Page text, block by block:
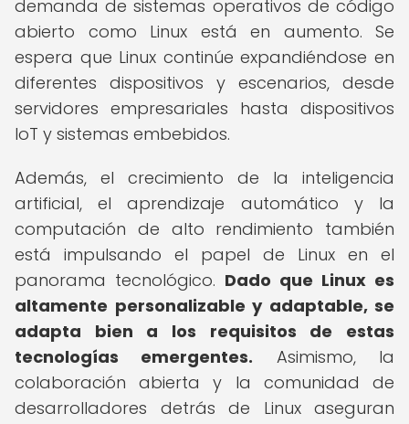
demanda de sistemas operativos de código
abierto como Linux está en aumento. Se
espera que Linux continúe expandiéndose en
diferentes dispositivos y escenarios, desde
servidores empresariales hasta dispositivos
IoT y sistemas embebidos.
Además, el crecimiento de la inteligencia
artificial, el aprendizaje automático y la
computación de alto rendimiento también
está impulsando el papel de Linux en el
panorama tecnológico. Dado que Linux es
altamente personalizable y adaptable, se
adapta bien a los requisitos de estas
tecnologías emergentes. Asimismo, la
colaboración abierta y la comunidad de
desarrolladores detrás de Linux aseguran